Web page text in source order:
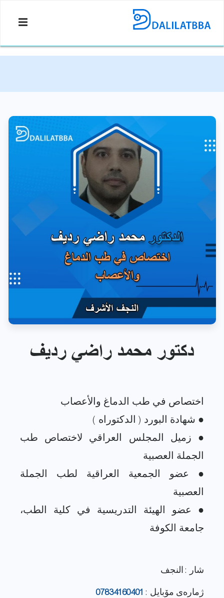
دكتور محمد راضي رديف
● زميل المجلس العراقي لاختصاص طب
● عضو الجمعية العراقية لطب الجملة
● عضو الهيئة التدريسية في كلية الطب،
شار : النجف
ژماره‌ی مۆبایل : 07834160401